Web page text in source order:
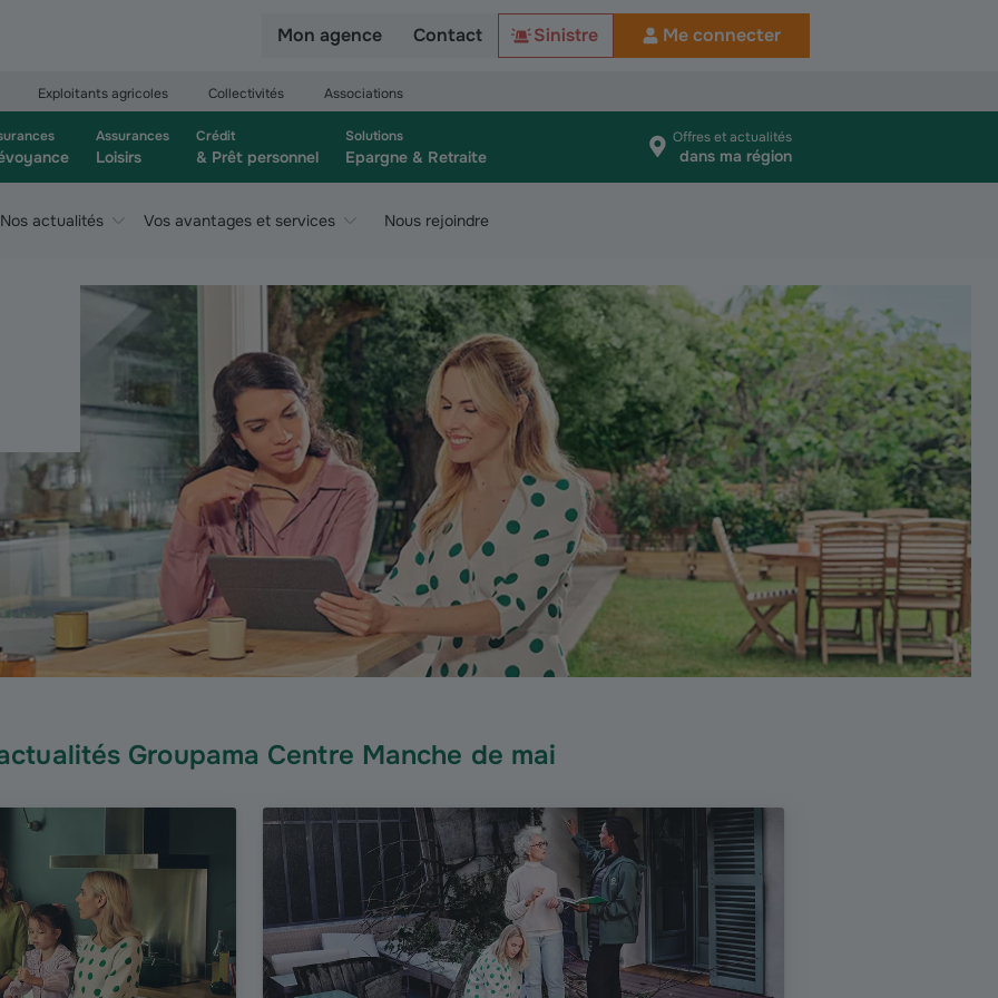
Mon agence Contact Sinistre Me connecter
Exploitants agricoles Collectivités Associations
Assurances
Loisirs
Crédit
& Prêt personnel
Solutions
Epargne & Retraite
Offres et actualités
dans ma région
Nos actualités Vos avantages et services Nous rejoindre
Groupama Centre Manche de mai